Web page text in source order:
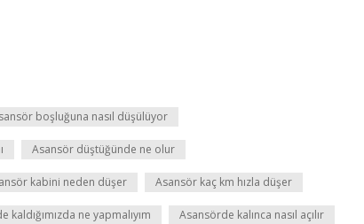
boşluğuna nasıl düşülüyor
Asansör düştüğünde ne olur
kabini neden düşer Asansör kaç km hızla düşer
kaldığımızda ne yapmalıyım Asansörde kalınca nasıl açılır